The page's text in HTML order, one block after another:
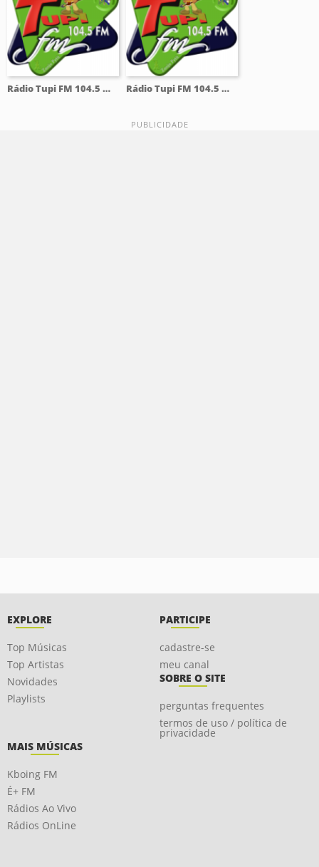
Rádio Tupi FM 104.5 Mhz Rádio Tupi FM 104.5 Mhz
EXPLORE
Top Músicas
Top Artistas
Novidades
Playlists
PARTICIPE
cadastre-se
meu canal
SOBRE O SITE
perguntas frequentes
termos de uso / política de
privacidade
MAIS MÚSICAS
Kboing FM
É+ FM
Rádios Ao Vivo
Rádios OnLine